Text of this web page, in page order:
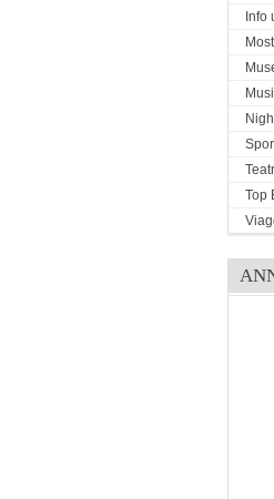
Info
Top